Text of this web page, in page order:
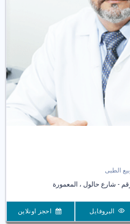
الطبى
- شارع حالول ، المعمورة
البروفايل احجز اونلاين